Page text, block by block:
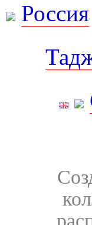
Россия